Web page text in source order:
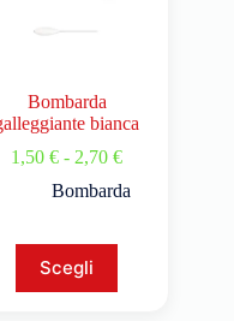
Bombarda
bianca
1,50€ - 2,70€
Bombarda
Scegli